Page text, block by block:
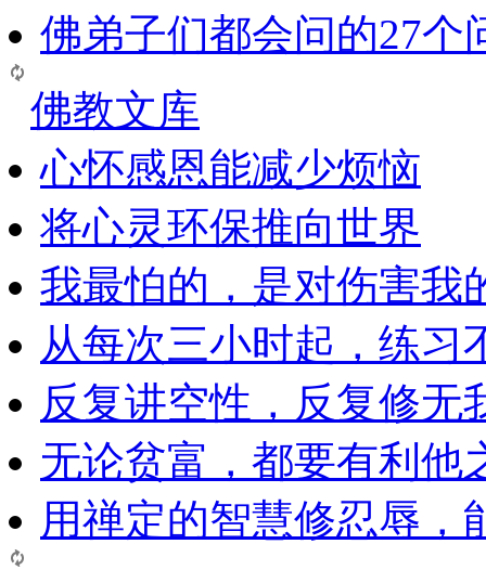
佛弟子们都会问的27个
佛教文库
心怀感恩能减少烦恼
将心灵环保推向世界
我最怕的，是对伤害我
从每次三小时起，练习
反复讲空性，反复修无
无论贫富，都要有利他
用禅定的智慧修忍辱，